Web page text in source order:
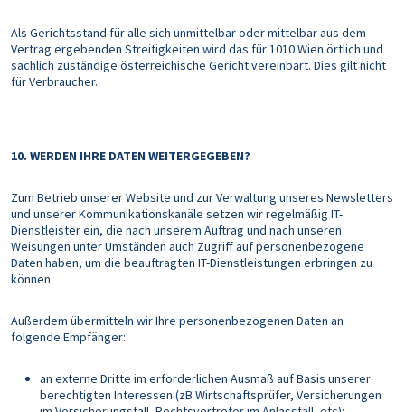
Als Gerichtsstand für alle sich unmittelbar oder mittelbar aus dem
Vertrag ergebenden Streitigkeiten wird das für 1010 Wien örtlich und
sachlich zuständige österreichische Gericht vereinbart. Dies gilt nicht
für Verbraucher.
10. WERDEN IHRE DATEN WEITERGEGEBEN?
Zum Betrieb unserer Website und zur Verwaltung unseres Newsletters
und unserer Kommunikationskanäle setzen wir regelmäßig IT-
Dienstleister ein, die nach unserem Auftrag und nach unseren
Weisungen unter Umständen auch Zugriff auf personenbezogene
Daten haben, um die beauftragten IT-Dienstleistungen erbringen zu
können.
Außerdem übermitteln wir Ihre personenbezogenen Daten an
folgende Empfänger:
an externe Dritte im erforderlichen Ausmaß auf Basis unserer
berechtigten Interessen (zB Wirtschaftsprüfer, Versicherungen